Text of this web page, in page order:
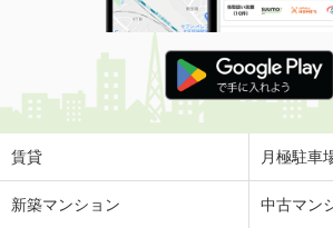
賃貸 月極駐車
新築マンション 中古マン